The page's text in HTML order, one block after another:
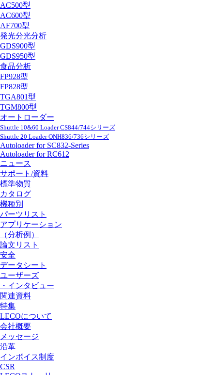
AC500型
AC600型
AF700型
発光分光分析
GDS900型
GDS950型
食品分析
FP928型
FP828型
TGA801型
TGM800型
オートローダー
Shuttle 10&60 Loader CS844/744シリーズ
Shuttle 20 Loader ONH836/736シリーズ
Autoloader for SC832-Series
Autoloader for RC612
ニュース
サポート/資料
標準物質
カタログ
機種別
パーツリスト
アプリケーション
（分析例）
論文リスト
安全
データシート
ユーザーズ
・インタビュー
関連資料
特集
LECOについて
会社概要
メッセージ
沿革
インボイス制度
CSR